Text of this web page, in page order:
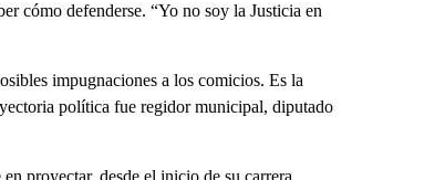
cómo defenderse. “Yo no soy la Justicia en
impugnaciones a los comicios. Es la
política fue regidor municipal, diputado
proyectar, desde el inicio de su carrera